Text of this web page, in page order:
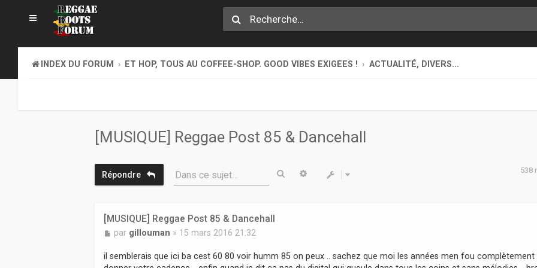
INDEX DU FORUM ET HOP, TOUS AU COFFEE-SHOP. GOOD VIBES EXIGEES ! ACTUALITÉ, DIVERS...
[MUSIQUE] Reggae Post 85 & Dancehall
Répondre Dans ce sujet… RechercherRecherche avancée 538
[MUSIQUE] Reggae Post 85 & Dancehall
M
s
par gillouman » 15 mars 2016 21:32
il semblerais que ici ba cest 60 80 voir humm 85 on peux .. sachez que moi les années men fou